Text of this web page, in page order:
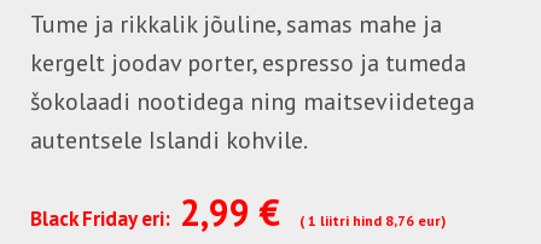
Tume ja rikkalik jõuline, samas mahe ja
kergelt joodav porter, espresso ja tumeda
šokolaadi nootidega ning maitseviidetega
autentsele Islandi kohvile.
Black Friday eri: 2,99 € ( 1 liitri hind 8,76 eur)